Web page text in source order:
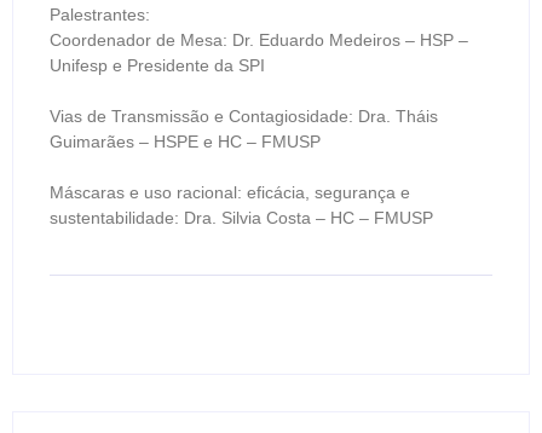
Palestrantes:
Coordenador de Mesa: Dr. Eduardo Medeiros – HSP –
Unifesp e Presidente da SPI
Vias de Transmissão e Contagiosidade: Dra. Tháis
Guimarães – HSPE e HC – FMUSP
Máscaras e uso racional: eficácia, segurança e
sustentabilidade: Dra. Silvia Costa – HC – FMUSP